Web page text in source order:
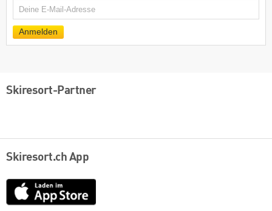
E-
Anmelden
Skiresort-Partner
Skiresort.ch App
App
Store